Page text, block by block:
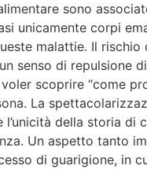
sono
unicamente corpi
malattie. Il rischio
senso di repulsione
scoprire “come
La
della storia di
Un aspetto tanto
di guarigione, in